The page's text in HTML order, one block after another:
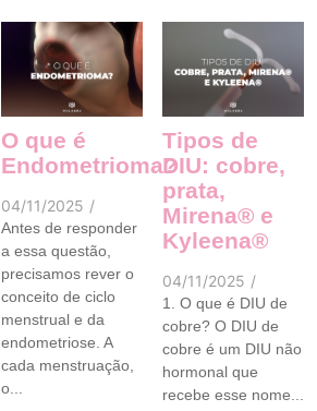
O que é
Endometrioma?
04/11/2025 /
Antes de responder
a essa questão,
precisamos rever o
conceito de ciclo
menstrual e da
endometriose. A
cada menstruação,
o...
Tipos de
DIU: cobre,
prata,
Mirena® e
Kyleena®
04/11/2025 /
1. O que é DIU de
cobre? O DIU de
cobre é um DIU não
hormonal que
recebe esse nome...